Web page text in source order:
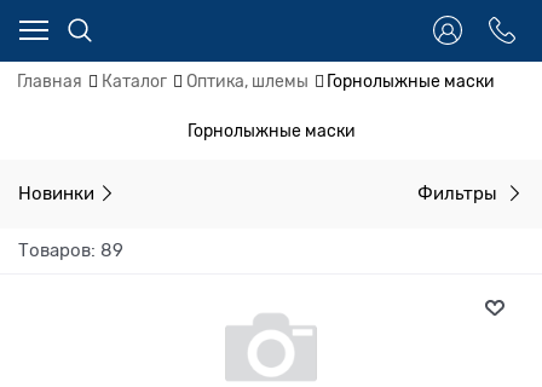
Главная Каталог Оптика, шлемы Горнолыжные маски
Горнолыжные маски
Новинки Фильтры
Товаров: 89